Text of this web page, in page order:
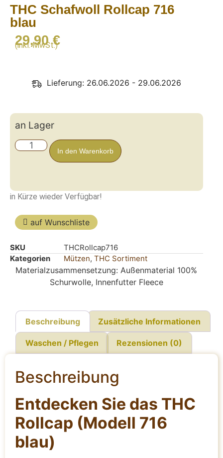
THC Schafwoll Rollcap 716
blau
29,90€
(inkl. MwSt.)
Lieferung: 26.06.2026 - 29.06.2026
an Lager
In den Warenkorb
in Kürze wieder Verfügbar!
auf Wunschliste
SKU
THCRollcap716
Kategorien
Mützen, THC Sortiment
Materialzusammensetzung: Außenmaterial 100%
Schurwolle, Innenfutter Fleece
Beschreibung Zusätzliche Informationen
Waschen / Pflegen Rezensionen (0)
Beschreibung
Entdecken Sie das THC
Rollcap (Modell 716
blau)